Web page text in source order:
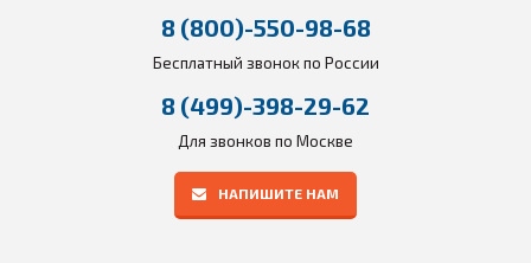
8 (800)-550-98-68
Бесплатный звонок по России
8 (499)-398-29-62
Для звонков по Москве
НАПИШИТЕ НАМ